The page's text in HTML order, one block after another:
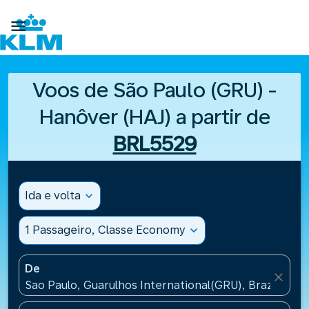

Voos de São Paulo (GRU) -
Hanôver (HAJ) a partir de
BRL5529
Ida e volta expand_more
1 Passageiro, Classe Economy expand_more
De
Sao Paulo, Guarulhos International(GRU), Brazil
close